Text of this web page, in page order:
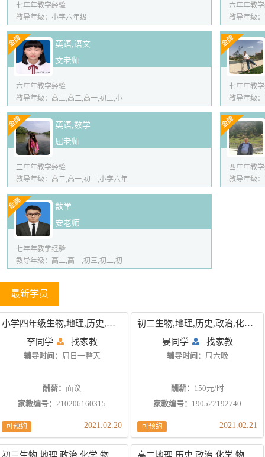
七年年教学经验
教导年级：小学六年级
六年年教
教导年级
英语,语文
文老师
六年年教学经验
教导年级：高三,高二,高一,初三,小
七年年教
教导年级
英语,数学
屈老师
二年年教学经验
教导年级：高二,高一,初三,小学六年
四年年教
教导年级
数学
安老师
七年年教学经验
教导年级：高二,高一,初三,初二,初
最新学员
小学四年级生物,地理,历史,政治,物理,数学
李同学
找家教
辅导时间： 周日一整天
酬薪： 面议
家教编号： 210206160315
可预约 2021.02.20
初二生物,地理,历史,政治,化学,英语,数学
晏同学
找家教
辅导时间： 周六晚
酬薪： 150元/时
家教编号： 190522192740
可预约 2021.02.21